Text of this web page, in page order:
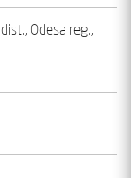
Odesa reg.,